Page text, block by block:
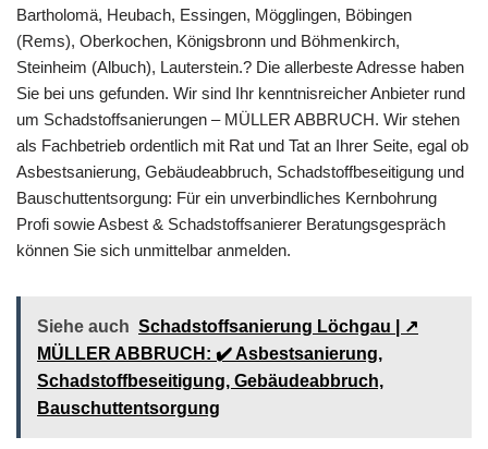
Bartholomä, Heubach, Essingen, Mögglingen, Böbingen
(Rems), Oberkochen, Königsbronn und Böhmenkirch,
Steinheim (Albuch), Lauterstein.? Die allerbeste Adresse haben
Sie bei uns gefunden. Wir sind Ihr kenntnisreicher Anbieter rund
um Schadstoffsanierungen – MÜLLER ABBRUCH. Wir stehen
als Fachbetrieb ordentlich mit Rat und Tat an Ihrer Seite, egal ob
Asbestsanierung, Gebäudeabbruch, Schadstoffbeseitigung und
Bauschuttentsorgung: Für ein unverbindliches Kernbohrung
Profi sowie Asbest & Schadstoffsanierer Beratungsgespräch
können Sie sich unmittelbar anmelden.
Siehe auch Schadstoffsanierung Löchgau | ↗️
MÜLLER ABBRUCH: ✔️ Asbestsanierung,
Schadstoffbeseitigung, Gebäudeabbruch,
Bauschuttentsorgung